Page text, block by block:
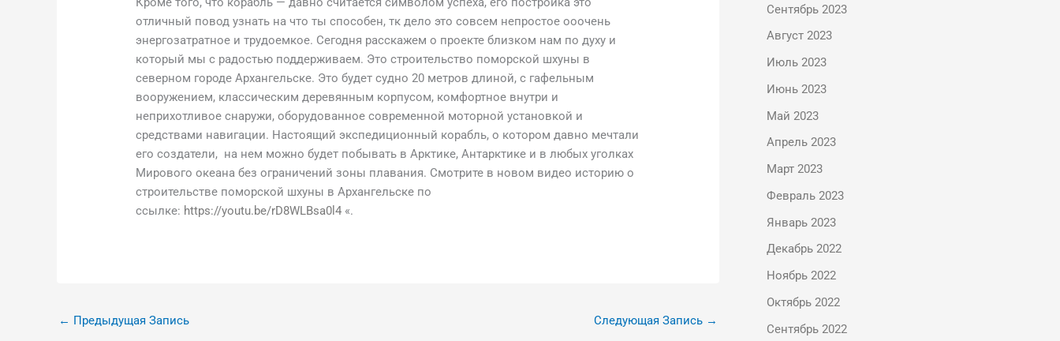
отличный повод узнать на что ты способен, тк дело это совсем непростое ооочень
энергозатратное и трудоемкое. Сегодня расскажем о проекте близком нам по духу и
который мы с радостью поддерживаем. Это строительство поморской шхуны в
северном городе Архангельске. Это будет судно 20 метров длиной, с гафельным
вооружением, классическим деревянным корпусом, комфортное внутри и
неприхотливое снаружи, оборудованное современной моторной установкой и
средствами навигации. Настоящий экспедиционный корабль, о котором давно мечтали
его создатели, на нем можно будет побывать в Арктике, Антарктике и в любых уголках
Мирового океана без ограничений зоны плавания. Смотрите в новом видео историю о
строительстве поморской шхуны в Архангельске по
ссылке: https://youtu.be/rD8WLBsa0l4 «.
← Предыдущая Запись Следующая Запись →
Сентябрь 2023
Август 2023
Июль 2023
Июнь 2023
Май 2023
Апрель 2023
Март 2023
Февраль 2023
Январь 2023
Декабрь 2022
Ноябрь 2022
Октябрь 2022
Сентябрь 2022